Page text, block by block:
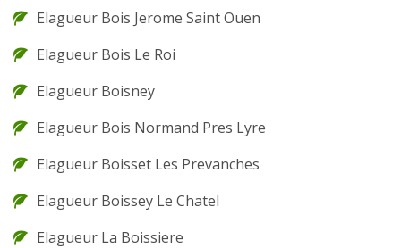
Elagueur Bois Jerome Saint Ouen
Elagueur Bois Le Roi
Elagueur Boisney
Elagueur Bois Normand Pres Lyre
Elagueur Boisset Les Prevanches
Elagueur Boissey Le Chatel
Elagueur La Boissiere